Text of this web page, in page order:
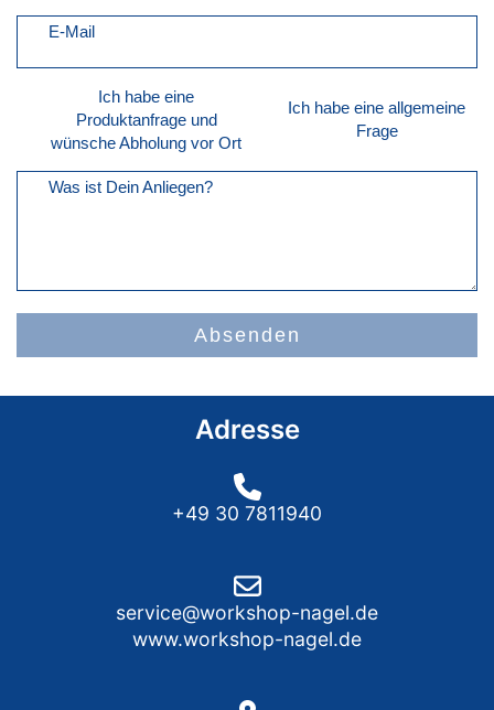
E-Mail
Ich habe eine
Produktanfrage und
wünsche Abholung vor Ort
Ich habe eine allgemeine
Frage
Was ist Dein Anliegen?
Absenden
Adresse
+49 30 7811940
service@workshop-nagel.de
www.workshop-nagel.de